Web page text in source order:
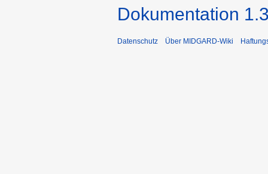
Dokumentation
Datenschutz Über MIDGARD-Wiki